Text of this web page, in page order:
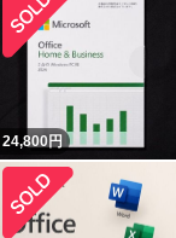
24,800円